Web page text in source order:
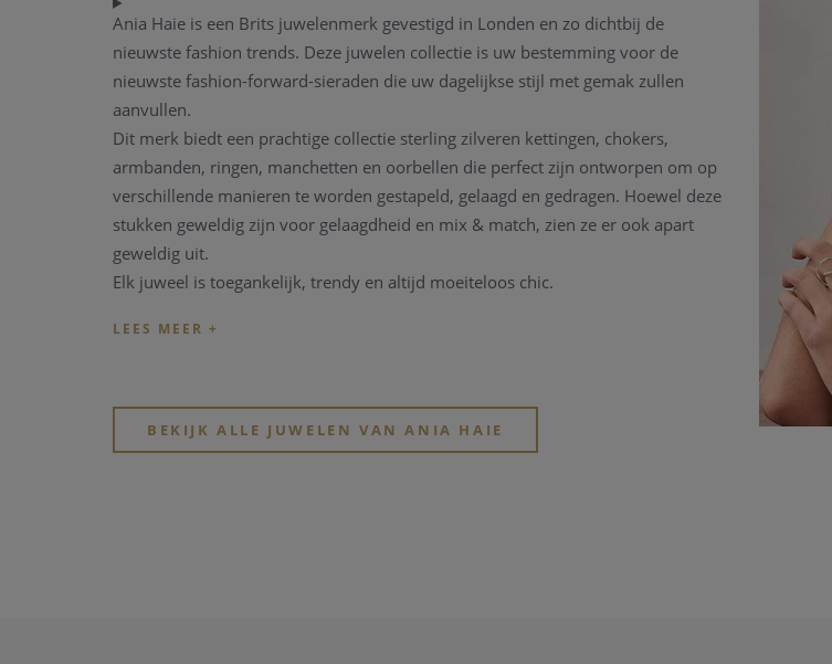
Ania Haie is een Brits juwelenmerk gevestigd in Londen en zo dichtbij de
nieuwste fashion trends. Deze juwelen collectie is uw bestemming voor de
nieuwste fashion-forward-sieraden die uw dagelijkse stijl met gemak zullen
aanvullen.
Dit merk biedt een prachtige collectie sterling zilveren kettingen, chokers,
armbanden, ringen, manchetten en oorbellen die perfect zijn ontworpen om op
verschillende manieren te worden gestapeld, gelaagd en gedragen. Hoewel deze
stukken geweldig zijn voor gelaagdheid en mix & match, zien ze er ook apart
geweldig uit.
Elk juweel is toegankelijk, trendy en altijd moeiteloos chic.
BEKIJK ALLE JUWELEN VAN ANIA HAIE